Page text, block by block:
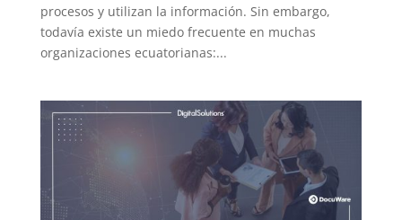
procesos y utilizan la información. Sin embargo,
todavía existe un miedo frecuente en muchas
organizaciones ecuatorianas:...